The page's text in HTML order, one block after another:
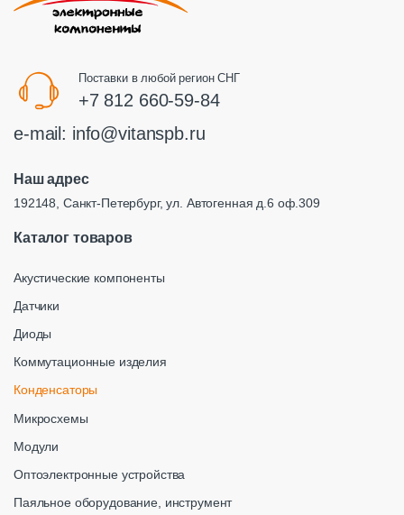
Поставки в любой регион СНГ
+7 812 660-59-84
e-mail: info@vitanspb.ru
Наш адрес
192148, Санкт-Петербург, ул. Автогенная д.6 оф.309
Каталог товаров
Акустические компоненты
Датчики
Диоды
Коммутационные изделия
Конденсаторы
Микросхемы
Модули
Оптоэлектронные устройства
Паяльное оборудование, инструмент